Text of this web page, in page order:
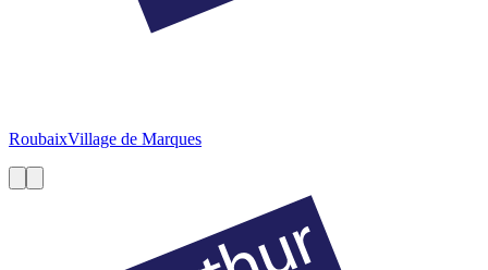
RoubaixVillage de Marques